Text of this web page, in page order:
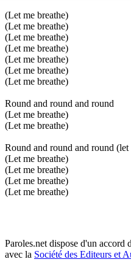
(Let me breathe)
(Let me breathe)
(Let me breathe)
(Let me breathe)
(Let me breathe)
(Let me breathe)
(Let me breathe)
Round and round and round
(Let me breathe)
(Let me breathe)
Round and round and round (let
(Let me breathe)
(Let me breathe)
(Let me breathe)
(Let me breathe)
Paroles.net dispose d'un accord
avec la Société des Editeurs et